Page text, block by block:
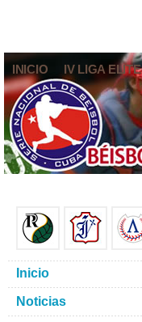
INICIO IV LIGA ELITE
Inicio
Noticias